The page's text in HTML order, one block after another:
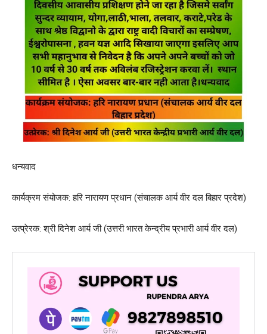
धन्यवाद
कार्यक्रम संयोजक: हरि नारायण प्रधान (संचालक आर्य वीर दल बिहार प्रदेश)
उत्प्रेरक: श्री दिनेश आर्य जी (उत्तरी भारत केन्द्रीय प्रभारी आर्य वीर दल)